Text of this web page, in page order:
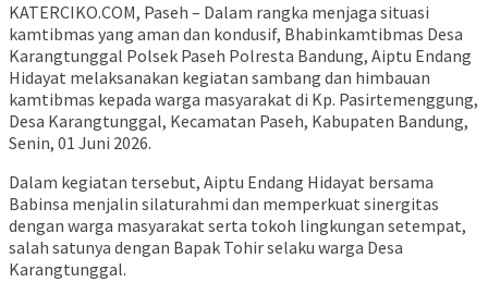
KATERCIKO.COM, Paseh – Dalam rangka menjaga situasi
kamtibmas yang aman dan kondusif, Bhabinkamtibmas Desa
Karangtunggal Polsek Paseh Polresta Bandung, Aiptu Endang
Hidayat melaksanakan kegiatan sambang dan himbauan
kamtibmas kepada warga masyarakat di Kp. Pasirtemenggung,
Desa Karangtunggal, Kecamatan Paseh, Kabupaten Bandung,
Senin, 01 Juni 2026.
Dalam kegiatan tersebut, Aiptu Endang Hidayat bersama
Babinsa menjalin silaturahmi dan memperkuat sinergitas
dengan warga masyarakat serta tokoh lingkungan setempat,
salah satunya dengan Bapak Tohir selaku warga Desa
Karangtunggal.